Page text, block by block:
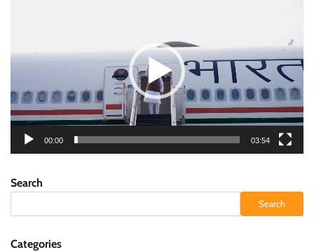
00:00 03:54
Search
Search
Categories